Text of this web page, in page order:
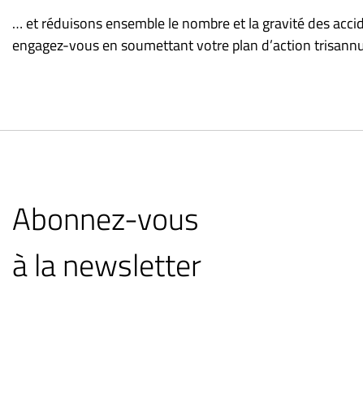
… et réduisons ensemble le nombre et la gravité des
engagez-vous en soumettant votre plan d’action
Abonnez-vous
à la newsletter